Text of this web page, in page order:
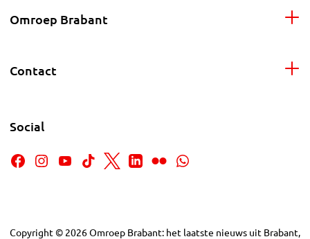
Omroep Brabant
Contact
Social
Copyright © 2026Omroep Brabant: het laatste nieuws uit Brabant,